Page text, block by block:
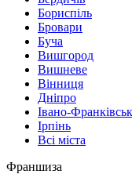
Бориспіль
Бровари
Буча
Вишгород
Вишневе
Вінниця
Дніпро
Івано-Франківськ
Ірпінь
Всі міста
Франшиза